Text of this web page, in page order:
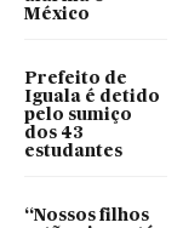
México
Prefeito de
Iguala é detido
pelo sumiço
dos 43
estudantes
“Nossos filhos